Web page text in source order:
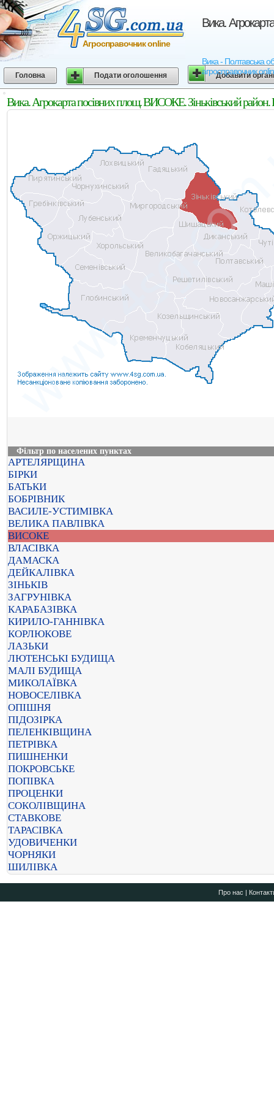
Вика.
Вика - Полтавська
агросправочник
Агросправочник online
Головна Подати оголошення Добавити
Вика. Агрокарта посівних площ. ВИСОКЕ. Зіньківський район.
Фільтр по населених пунктах
АРТЕЛЯРЩИНА
БІРКИ
БАТЬКИ
БОБРІВНИК
ВАСИЛЕ-УСТИМІВКА
ВЕЛИКА ПАВЛІВКА
ВИСОКЕ
ВЛАСІВКА
ДАМАСКА
ДЕЙКАЛІВКА
ЗІНЬКІВ
ЗАГРУНІВКА
КАРАБАЗІВКА
КИРИЛО-ГАННІВКА
КОРЛЮКОВЕ
ЛАЗЬКИ
ЛЮТЕНСЬКІ БУДИЩА
МАЛІ БУДИЩА
МИКОЛАЇВКА
НОВОСЕЛІВКА
ОПІШНЯ
ПІДОЗІРКА
ПЕЛЕНКІВЩИНА
ПЕТРІВКА
ПИШНЕНКИ
ПОКРОВСЬКЕ
ПОПІВКА
ПРОЦЕНКИ
СОКОЛІВЩИНА
СТАВКОВЕ
ТАРАСІВКА
УДОВИЧЕНКИ
ЧОРНЯКИ
ШИЛІВКА
Про нас |